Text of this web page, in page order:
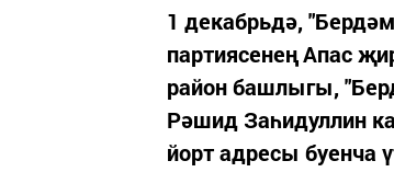
1 декабрьдә,
партиясенең Апас
район башлыгы,
Рәшид Заһидуллин
йорт адресы буенча